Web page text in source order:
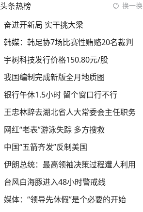
头条热榜 换一换
奋进开新局 实干挑大梁
韩媒：韩足协7场比赛性贿赂20名裁判
宇树科技发行价格150.80元/股
我国编制完成新版全月地质图
银行午休1.5小时 留个窗口行不行
王忠林辞去湖北省人大常委会主任职务
网红“老表”游泳失踪 多方搜救
中国“五箭齐发”反制美国
伊朗总统：最高领袖决策过程遭人利用
台风白海豚进入48小时警戒线
媒体：“领导先休假”是个必要的开始